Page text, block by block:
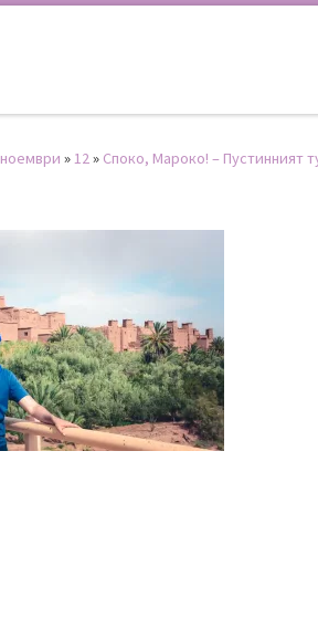
ноември »12» Споко, Мароко! – Пустинният